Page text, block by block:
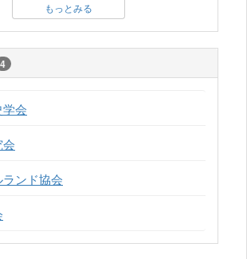
もっとみる
4
会
ンド協会